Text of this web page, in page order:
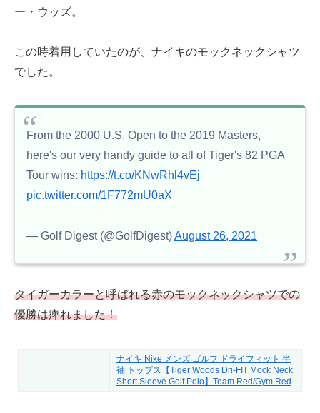
ー・ウッズ。
この時着用していたのが、ナイキのモックネックシャツ
でした。
From the 2000 U.S. Open to the 2019 Masters,
here's our very handy guide to all of Tiger's 82 PGA
Tour wins: https://t.co/KNwRhl4vEj
pic.twitter.com/1F772mU0aX
— Golf Digest (@GolfDigest)August 26, 2021
タイガーカラーと呼ばれる赤のモックネックシャツでの
優勝は痺れました！
ナイキ Nike メンズ ゴルフ ドライフィット 半
袖 トップス【Tiger Woods Dri-FIT Mock Neck
Short Sleeve Golf Polo】Team Red/Gym Red